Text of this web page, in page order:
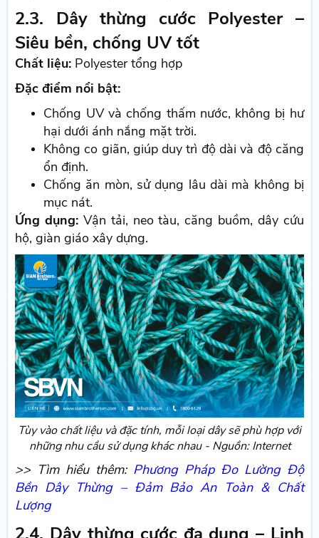
2.3. Dây thừng cước Polyester –
Siêu bền, chống UV tốt
Chất liệu: Polyester tổng hợp
Đặc điểm nổi bật:
Chống UV và chống thấm nước, không bị hư
hại dưới ánh nắng mặt trời.
Không co giãn, giúp duy trì độ dài và độ căng
ổn định.
Chống ăn mòn, sử dụng lâu dài mà không bị
mục nát.
Ứng dụng: Vận tải, neo tàu, căng buồm, dây cứu
hộ, giàn giáo xây dựng.
Tùy vào chất liệu và đặc tính, mỗi loại dây sẽ phù hợp với
những nhu cầu sử dụng khác nhau - Nguồn: Internet
>> Tìm hiểu thêm: Phương Pháp Đo Lường Độ
Bền Dây Thừng – Đảm Bảo An Toàn & Chất
Lượng
2.4. Dây thừng cước đa dụng – Linh